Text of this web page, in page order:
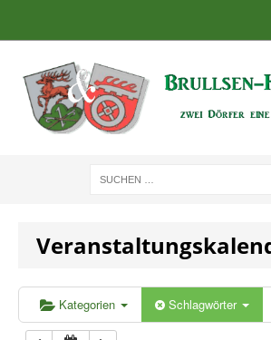
Kategorien Schlagwörter
2:00
5:00
6:00